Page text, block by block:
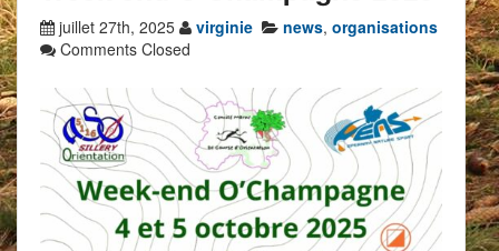
juillet 27th, 2025 virginie news, organisations
Comments Closed